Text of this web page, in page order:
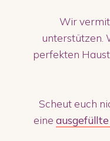
Wir
unterstützen.
perfekten
Scheut euch
eine